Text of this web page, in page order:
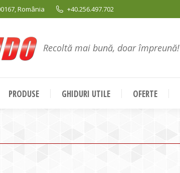
România +40.256.497.702
Recoltă mai bună, doar împreună!
PRODUSE GHIDURI UTILE OFERTE